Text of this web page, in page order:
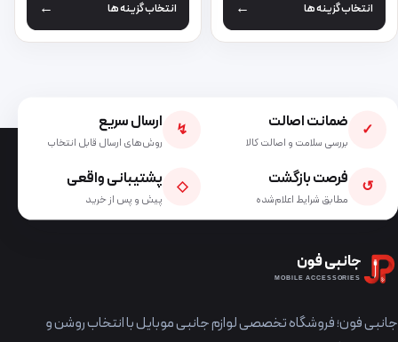
انتخاب گزینه ها انتخاب گزینه ها
✓ ضمانت اصالت
بررسی سلامت و اصالت کالا
↯ ارسال سریع
روش‌های ارسال قابل انتخاب
↺ فرصت بازگشت
مطابق شرایط اعلام‌شده
◇ پشتیبانی واقعی
پیش و پس از خرید
جانبی فون
MOBILE ACCESSORIES
جانبی فون؛ فروشگاه تخصصی لوازم جانبی موبایل با انتخاب روشن و